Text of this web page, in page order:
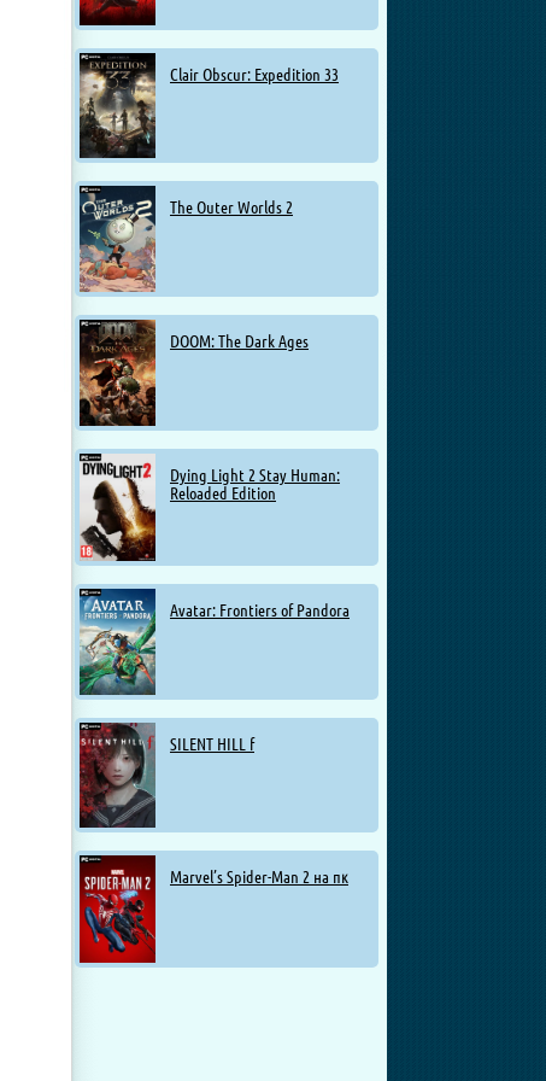
Clair Obscur: Expedition 33
The Outer Worlds 2
DOOM: The Dark Ages
Dying Light 2 Stay Human:
Reloaded Edition
Avatar: Frontiers of Pandora
SILENT HILL f
Marvel’s Spider-Man 2 на пк